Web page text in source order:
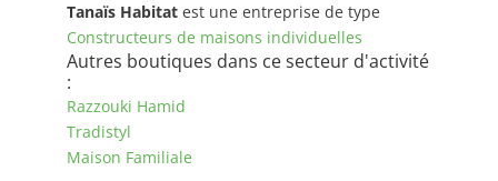
Tanaïs Habitatest une entreprise de type
Constructeurs de maisons individuelles
Autres boutiques dans ce secteur d'activité
:
Razzouki Hamid
Tradistyl
Maison Familiale